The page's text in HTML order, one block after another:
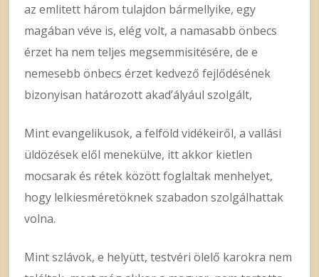
az emlitett három tulajdon bármellyike, egy
magában véve is, elég volt, a namasabb önbecs
érzet ha nem teljes megsemmisitésére, de e
nemesebb önbecs érzet kedvező fejlődésének
bizonyisan határozott akad’ályául szolgált,
Mint evangelikusok, a felföld vidékeiről, a vallási
üldözések elől menekülve, itt akkor kietlen
mocsarak és rétek között foglaltak menhelyet,
hogy lelkiesméretöknek szabadon szolgálhattak
volna.
Mint szlávok, e helyütt, testvéri ölelő karokra nem